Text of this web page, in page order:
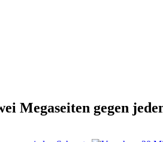
Megaseiten gegen